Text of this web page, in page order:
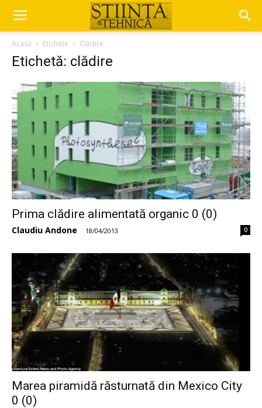
Acasă Etichete Clădire
Etichetă: clădire
Prima clădire alimentată organic 0 (0)
Claudiu Andone - 18/04/2013 0
Marea piramidă răsturnată din Mexico City
0 (0)